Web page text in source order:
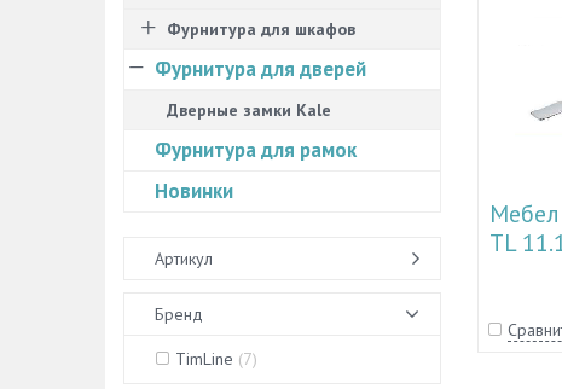
TL
Фурнитура для шкафов
Фурнитура для дверей
Дверные замки Kale
Фурнитура для рамок
Новинки
Артикул
Бренд
TimLine (7)